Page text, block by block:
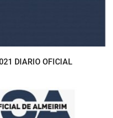
DIARIO OFICIAL